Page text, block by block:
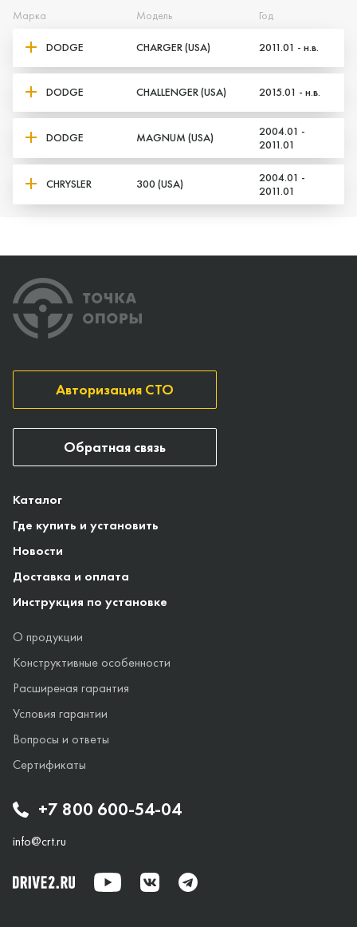
Марка Модель Год
DODGE CHARGER (USA) 2011.01 - н.в.
DODGE CHALLENGER (USA) 2015.01 - н.в.
DODGE MAGNUM (USA)
2004.01 -
2011.01
CHRYSLER 300 (USA)
2004.01 -
2011.01
+7 800 600-54-04
info@crt.ru
Каталог
Где купить и установить
Новости
Доставка и оплата
Инструкция по установке
О продукции
Конструктивные особенности
Расширеная гарантия
Условия гарантии
Вопросы и ответы
Сертификаты
Авторизация СТО
Обратная связь